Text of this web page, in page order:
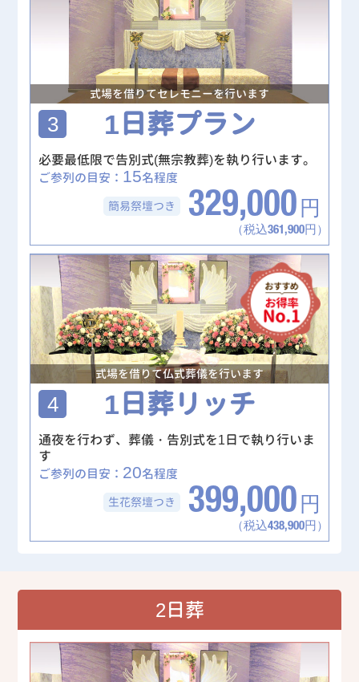
式場を借りてセレモニーを行います
3 1日葬プラン
必要最低限で告別式(無宗教葬)を執り行います。
ご参列の目安： 15名程度
簡易祭壇つき 329,000 円
（税込361,900円）
式場を借りて仏式葬儀を行います
4 1日葬リッチ
通夜を行わず、葬儀・告別式を1日で執り行いま
す
ご参列の目安： 20名程度
生花祭壇つき 399,000 円
（税込438,900円）
2日葬